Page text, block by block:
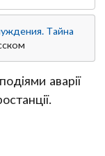
Тайна
аварії